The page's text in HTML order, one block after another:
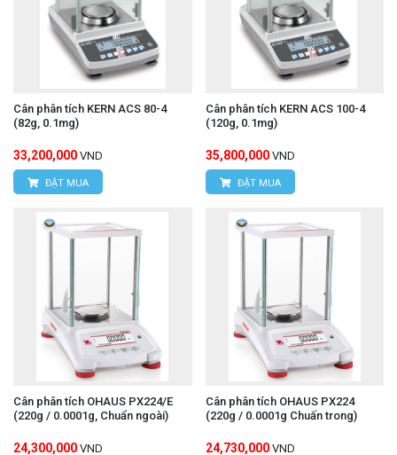
Cân phân tích KERN ACS 80-4
(82g, 0.1mg)
33,200,000 VND
ĐẶT MUA
Cân phân tích KERN ACS 100-4
(120g, 0.1mg)
35,800,000 VND
ĐẶT MUA
Cân phân tích OHAUS PX224/E
(220g / 0.0001g, Chuẩn ngoài)
24,300,000 VND
Cân phân tích OHAUS PX224
(220g / 0.0001g Chuấn trong)
24,730,000 VND